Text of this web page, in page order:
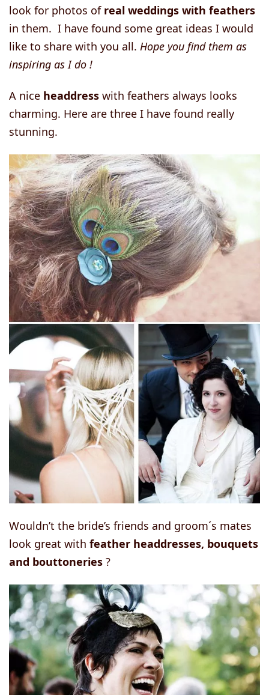
look for photos of real weddings with feathers
in them. I have found some great ideas I would
like to share with you all. Hope you find them as
inspiring as I do !
A nice headdress with feathers always looks
charming. Here are three I have found really
stunning.
Wouldn’t the bride’s friends and groom´s mates
look great with feather headdresses, bouquets
and bouttoneries ?